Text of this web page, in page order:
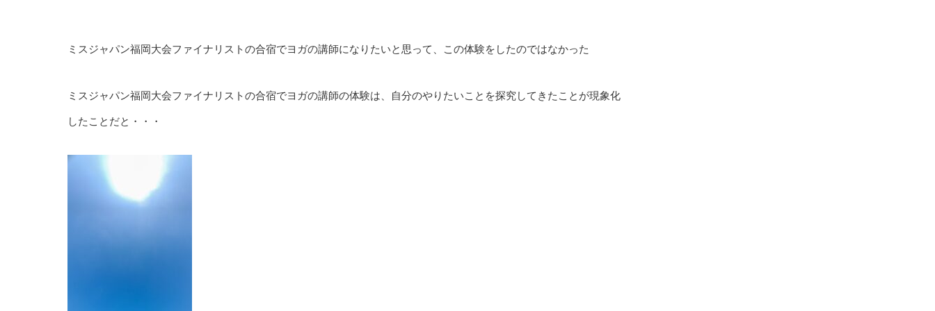
ミスジャパン福岡大会ファイナリストの合宿でヨガの講師になりたいと思って、この体験をしたのではなかった
ミスジャパン福岡大会ファイナリストの合宿でヨガの講師の体験は、自分のやりたいことを探究してきたことが現象化
したことだと・・・